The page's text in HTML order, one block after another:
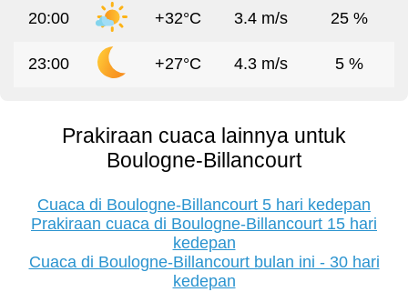
20:00 +32°C 3.4 m/s 25 %
23:00 +27°C 4.3 m/s 5 %
Prakiraan cuaca lainnya untuk
Boulogne-Billancourt
Cuaca di Boulogne-Billancourt 5 hari kedepan
Prakiraan cuaca di Boulogne-Billancourt 15 hari
kedepan
Cuaca di Boulogne-Billancourt bulan ini - 30 hari
kedepan